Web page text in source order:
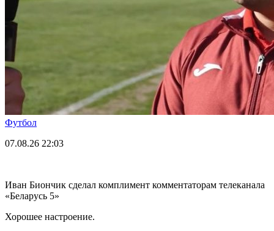
Футбол
07.08.26 22:03
Иван Биончик сделал комплимент комментаторам телеканала
«Беларусь 5»
Хорошее настроение.